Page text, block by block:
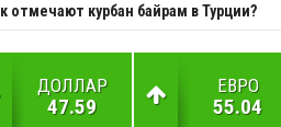
отмечают курбан байрам в Турции?
ДОЛЛАР
47.59
ЕВРО
55.04